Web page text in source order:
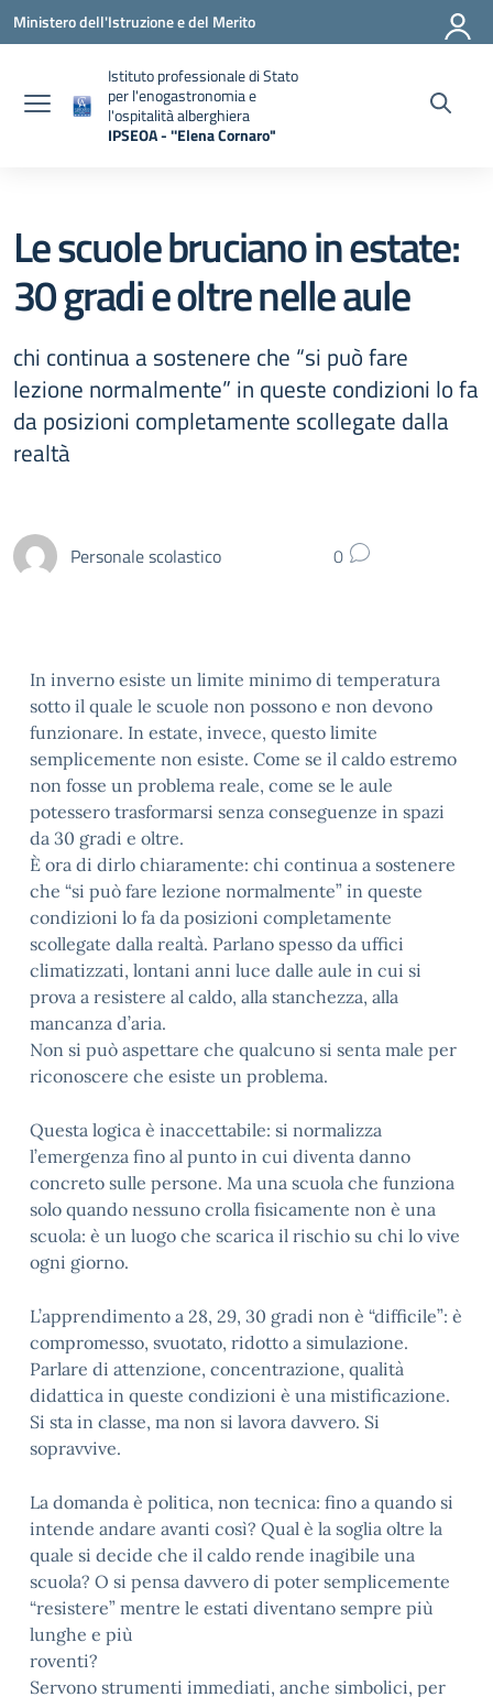
Vai ai contenuti
Vai al menu di navigazione
Vai al footer
Ministero dell'Istruzione e del Merito
Istituto professionale di Stato
per l'enogastronomia e
l'ospitalità alberghiera
IPSEOA - ''Elena Cornaro"
Le scuole bruciano in estate:
30 gradi e oltre nelle aule
chi continua a sostenere che “si può fare
lezione normalmente” in queste condizioni lo fa
da posizioni completamente scollegate dalla
realtà
Personale scolastico 0
In inverno esiste un limite minimo di temperatura
sotto il quale le scuole non possono e non devono
funzionare. In estate, invece, questo limite
semplicemente non esiste. Come se il caldo estremo
non fosse un problema reale, come se le aule
potessero trasformarsi senza conseguenze in spazi
da 30 gradi e oltre.
È ora di dirlo chiaramente: chi continua a sostenere
che “si può fare lezione normalmente” in queste
condizioni lo fa da posizioni completamente
scollegate dalla realtà. Parlano spesso da uffici
climatizzati, lontani anni luce dalle aule in cui si
prova a resistere al caldo, alla stanchezza, alla
mancanza d’aria.
Non si può aspettare che qualcuno si senta male per
riconoscere che esiste un problema.
Questa logica è inaccettabile: si normalizza
l’emergenza fino al punto in cui diventa danno
concreto sulle persone. Ma una scuola che funziona
solo quando nessuno crolla fisicamente non è una
scuola: è un luogo che scarica il rischio su chi lo vive
ogni giorno.
L’apprendimento a 28, 29, 30 gradi non è “difficile”: è
compromesso, svuotato, ridotto a simulazione.
Parlare di attenzione, concentrazione, qualità
didattica in queste condizioni è una mistificazione.
Si sta in classe, ma non si lavora davvero. Si
sopravvive.
La domanda è politica, non tecnica: fino a quando si
intende andare avanti così? Qual è la soglia oltre la
quale si decide che il caldo rende inagibile una
scuola? O si pensa davvero di poter semplicemente
“resistere” mentre le estati diventano sempre più
lunghe e più
roventi?
Servono strumenti immediati, anche simbolici, per